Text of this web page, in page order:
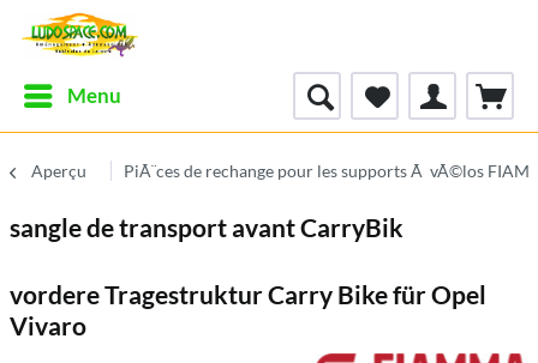
Menu
Aperçu PiÃ¨ces de rechange pour les supports Ã vÃ©los
sangle de transport avant CarryBik
vordere Tragestruktur Carry Bike für Opel
Vivaro